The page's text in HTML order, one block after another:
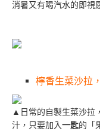
消暑又有喝汽水的即視
檸香生菜沙拉
▲日常的自製生菜沙拉
汁，只要加入一匙的「